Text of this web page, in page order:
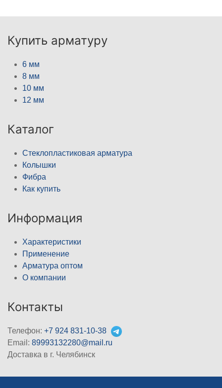
Купить арматуру
6 мм
8 мм
10 мм
12 мм
Каталог
Стеклопластиковая арматура
Колышки
Фибра
Как купить
Информация
Характеристики
Применение
Арматура оптом
О компании
Контакты
Телефон: +7 924 831-10-38
Email: 89993132280@mail.ru
Доставка в г. Челябинск